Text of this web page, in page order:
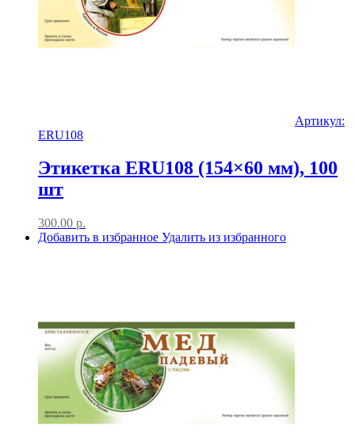
Артикул:
ERU108
Этикетка ERU108 (154×60 мм), 100
шт
300.00 р.
Добавить в избранное Удалить из избранного